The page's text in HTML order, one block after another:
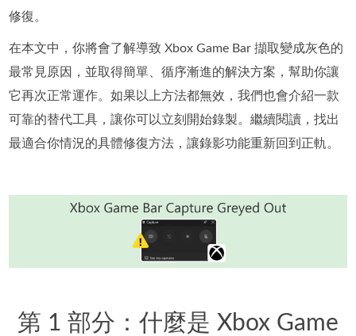
修復。
在本文中，你將會了解導致 Xbox Game Bar 擷取變成灰色的
最常見原因，並取得簡單、循序漸進的解決方案，幫助你讓
它再次正常運作。如果以上方法都無效，我們也會介紹一款
可靠的替代工具，讓你可以立刻開始錄製。繼續閱讀，找出
最適合你情況的具體修復方法，讓錄影功能重新回到正軌。
第 1 部分：什麼是 Xbox Game